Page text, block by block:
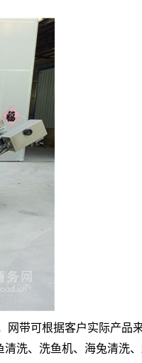
网带可根据客户实际产品
洗、洗鱼机、海兔清洗